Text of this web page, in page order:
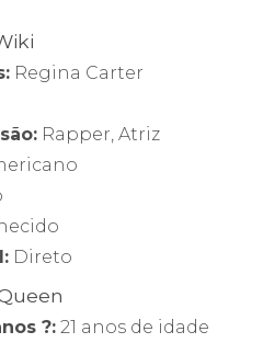
Regina Carter
Rapper, Atriz
Direto
?: 21 anos de idade